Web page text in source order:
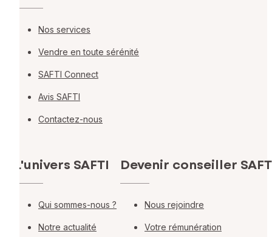
Nos services
Vendre en toute sérénité
SAFTI Connect
Avis SAFTI
Contactez-nous
L'univers SAFTI
Qui sommes-nous ?
Notre actualité
Devenir conseiller
Nous rejoindre
Votre rémunération